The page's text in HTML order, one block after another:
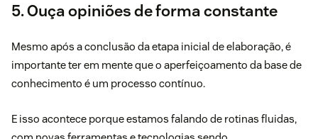
5. Ouça opiniões de forma constante
Mesmo após a conclusão da etapa inicial de elaboração, é
importante ter em mente que o aperfeiçoamento da base de
conhecimento é um processo contínuo.
E isso acontece porque estamos falando de rotinas fluidas,